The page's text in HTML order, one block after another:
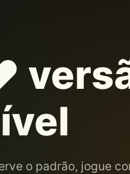
o padrão, jogue